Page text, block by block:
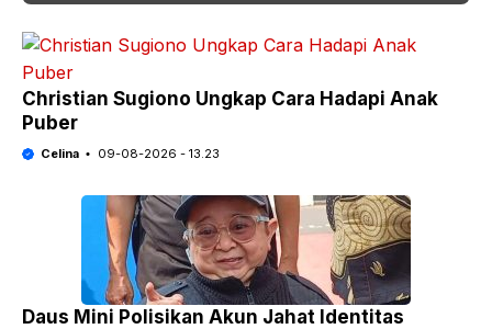
Christian Sugiono Ungkap Cara Hadapi Anak
Puber
Celina 09-08-2026 - 13.23
Daus Mini Polisikan Akun Jahat Identitas